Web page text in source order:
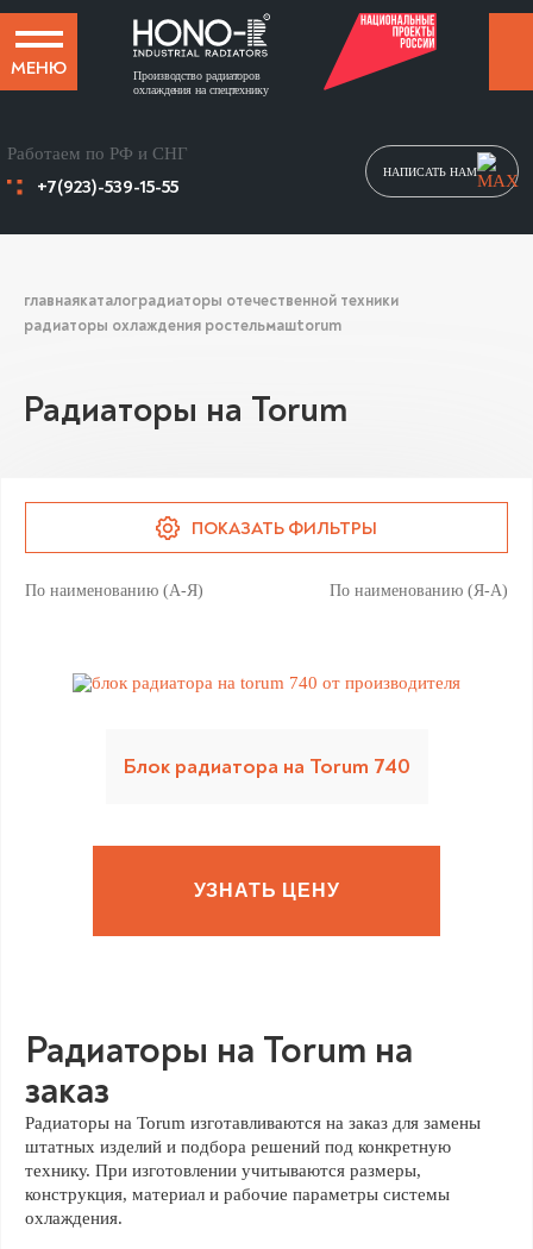
МЕНЮ
Производство радиаторов
охлаждения на спецтехнику
НАПИСАТЬ НАМ
Работаем по РФ и СНГ
+7(923)-539-15-55
главнаякаталоградиаторы отечественной техники
радиаторы охлаждения ростельмашtorum
Радиаторы на Torum
ПОКАЗАТЬ ФИЛЬТРЫ
По наименованию (А-Я) По наименованию (Я-А)
Блок радиатора на Torum 740
УЗНАТЬ ЦЕНУ
Радиаторы на Torum на
заказ
Радиаторы на Torum изготавливаются на заказ для замены
штатных изделий и подбора решений под конкретную
технику. При изготовлении учитываются размеры,
конструкция, материал и рабочие параметры системы
охлаждения.